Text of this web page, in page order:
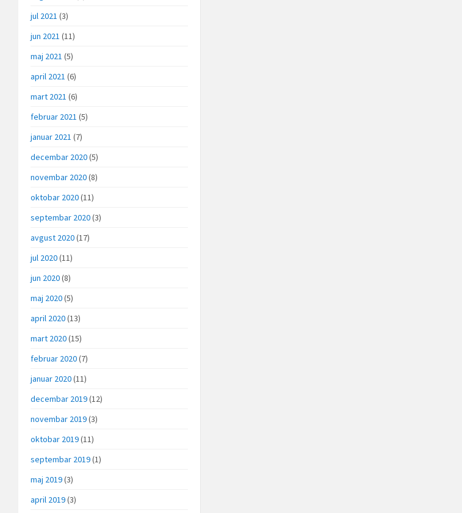
jul 2021 (3)
jun 2021 (11)
maj 2021 (5)
april 2021 (6)
mart 2021 (6)
februar 2021 (5)
januar 2021 (7)
decembar 2020(5)
novembar 2020(8)
oktobar 2020(11)
septembar 2020(3)
avgust 2020(17)
jul 2020(11)
jun 2020(8)
maj 2020(5)
april 2020(13)
mart 2020(15)
februar 2020(7)
januar 2020(11)
decembar 2019(12)
novembar 2019(3)
oktobar 2019(11)
septembar 2019(1)
maj 2019(3)
april 2019(3)